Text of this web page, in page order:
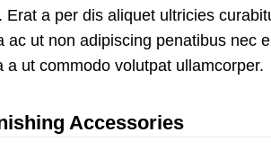
a per dis aliquet ultricies
ac ut non adipiscing penatibus nec
ut commodo volutpat ullamcorper.
Accessories